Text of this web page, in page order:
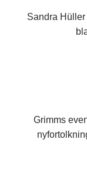
Sandra
Grimms